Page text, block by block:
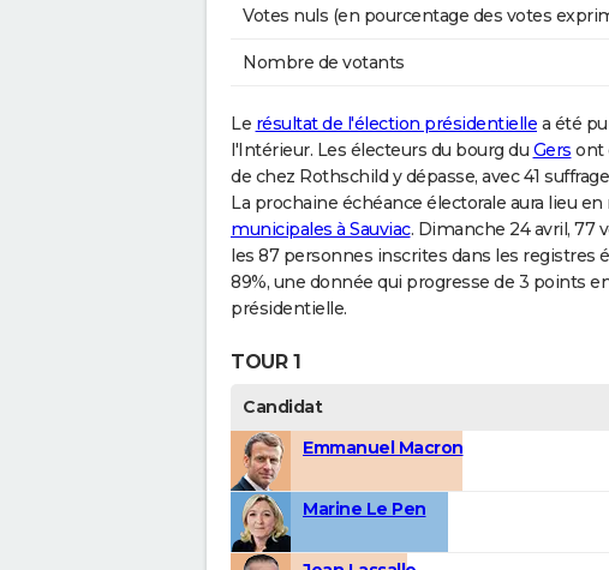
Votes nuls (en pourcentage des votes
Nombre de votants
Le résultat de l'élection présidentielle a été
l'Intérieur. Les électeurs du bourg du Gers ont
de chez Rothschild y dépasse, avec 41
La prochaine échéance électorale aura lieu
municipales à Sauviac. Dimanche 24 avril, 77
les 87 personnes inscrites dans les registres
89%, une donnée qui progresse de 3 points
présidentielle.
TOUR 1
Candidat
Emmanuel Macron
Marine Le Pen